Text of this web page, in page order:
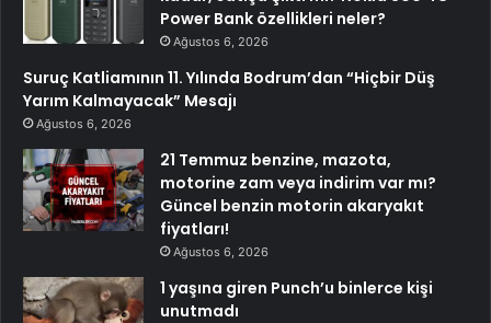
Power Bank özellikleri neler?
Ağustos 6, 2026
Suruç Katliamının 11. Yılında Bodrum’dan “Hiçbir Düş
Yarım Kalmayacak” Mesajı
Ağustos 6, 2026
21 Temmuz benzine, mazota,
motorine zam veya indirim var mı?
Güncel benzin motorin akaryakıt
fiyatları!
Ağustos 6, 2026
1 yaşına giren Punch’u binlerce kişi
unutmadı